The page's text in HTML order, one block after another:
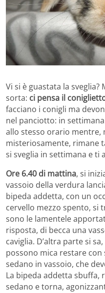
Vi si è guastata la
sorta: ci pensa il
facciano i conigli ma
nel panciotto: in
allo stesso orario mentre,
misteriosamente, rimane
si sveglia in settimana e ti
Ore 6.40 di mattina, si
vassoio della verdura
bipeda addetta, con un
cervello mezzo spento, si
sono le lamentele
risposta, di becca una
caviglia. D’altra parte si
possono mica restare
sedano in vassoio, che
La bipeda addetta sbuffa,
sedano e torna,